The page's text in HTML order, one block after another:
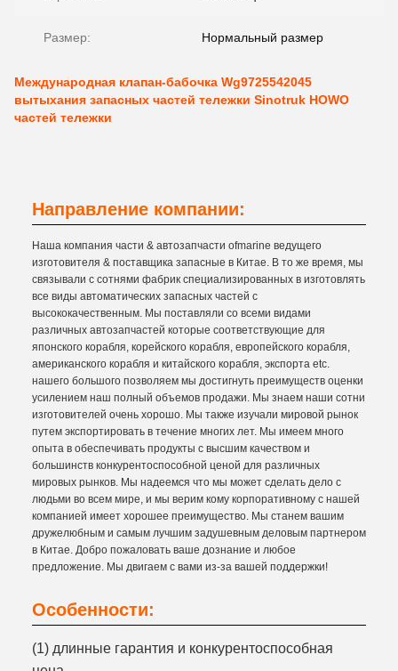
Размер: Нормальный размер
Международная клапан-бабочка Wg9725542045
вытыхания запасных частей тележки Sinotruk HOWO
частей тележки
Направление компании:
Наша компания части & автозапчасти ofmarine ведущего
изготовителя & поставщика запасные в Китае. В то же время, мы
связывали с сотнями фабрик специализированных в изготовлять
все виды автоматических запасных частей с
высококачественным. Мы поставляли со всеми видами
различных автозапчастей которые соответствующие для
японского корабля, корейского корабля, европейского корабля,
американского корабля и китайского корабля, экспорта etc.
нашего большого позволяем мы достигнуть преимуществ оценки
усилением наш полный объемов продажи. Мы знаем наши сотни
изготовителей очень хорошо. Мы также изучали мировой рынок
путем экспортировать в течение многих лет. Мы имеем много
опыта в обеспечивать продукты с высшим качеством и
большинств конкурентоспособной ценой для различных
мировых рынков. Мы надеемся что мы может сделать дело с
людьми во всем мире, и мы верим кому корпоративному с нашей
компанией имеет хорошее преимущество. Мы станем вашим
дружелюбным и самым лучшим задушевным деловым партнером
в Китае. Добро пожаловать ваше дознание и любое
предложение. Мы двигаем с вами из-за вашей поддержки!
Особенности:
(1) длинные гарантия и конкурентоспособная